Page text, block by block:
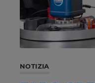
NOTIZIA